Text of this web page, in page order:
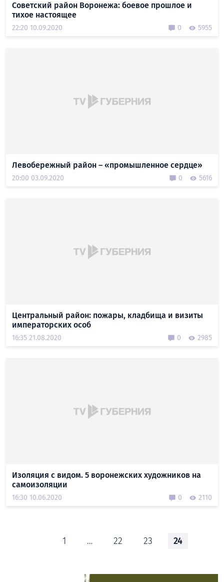
Советский район Воронежа: боевое прошлое и
тихое настоящее
22:20 10.09.2020 0 5955
Левобережный район – «промышленное сердце»
20:00 03.09.2020 0 5616
Центральный район: пожары, кладбища и визиты
императорских особ
16:35 21.08.2020 0 2985
Изоляция с видом. 5 воронежских художников на
самоизоляции
16:30 10.06.2020 0 2110
1 … 22 23 24